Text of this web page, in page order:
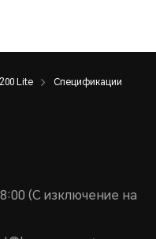
е 4400
Lite Спецификации
(С изключение на